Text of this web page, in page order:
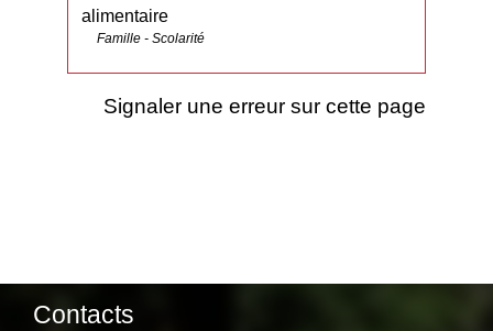
alimentaire
Famille - Scolarité
Signaler une erreur sur cette page
Contacts